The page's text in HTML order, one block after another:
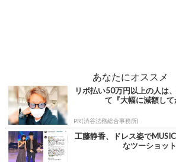
あなたにオススメ
リボ払い50万円以上の人は
て『大幅に減額し
PR(渋谷法務総合事務所)
工藤静香、ドレス姿で
なツーショッ